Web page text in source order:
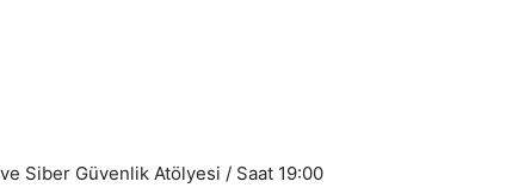
Siber Güvenlik Atölyesi / Saat 19:00